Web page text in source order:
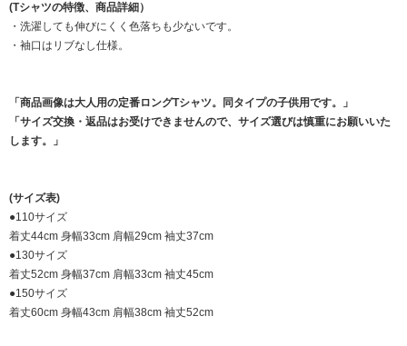
(Tシャツの特徴、商品詳細）
・洗濯しても伸びにくく色落ちも少ないです。
・袖口はリブなし仕様。
「商品画像は大人用の定番ロングTシャツ。同タイプの子供用です。」
「サイズ交換・返品はお受けできませんので、サイズ選びは慎重にお願いいた
します。」
(サイズ表)
●110サイズ
着丈44cm 身幅33cm 肩幅29cm 袖丈37cm
●130サイズ
着丈52cm 身幅37cm 肩幅33cm 袖丈45cm
●150サイズ
着丈60cm 身幅43cm 肩幅38cm 袖丈52cm